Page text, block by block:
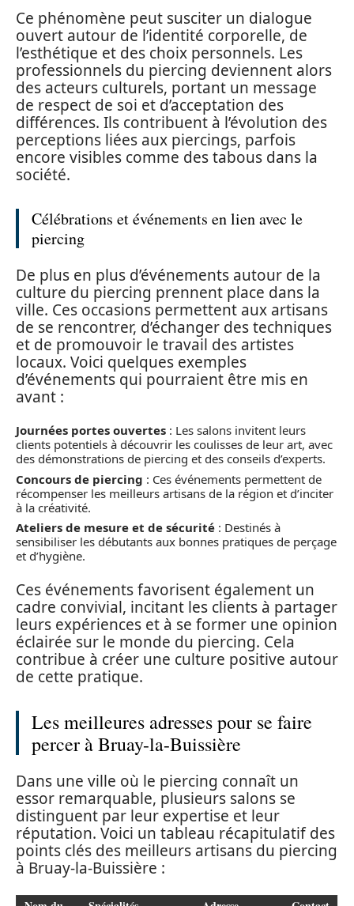
Ce phénomène peut susciter un dialogue
ouvert autour de l’identité corporelle, de
l’esthétique et des choix personnels. Les
professionnels du piercing deviennent alors
des acteurs culturels, portant un message
de respect de soi et d’acceptation des
différences. Ils contribuent à l’évolution des
perceptions liées aux piercings, parfois
encore visibles comme des tabous dans la
société.
Célébrations et événements en lien avec le
piercing
De plus en plus d’événements autour de la
culture du piercing prennent place dans la
ville. Ces occasions permettent aux artisans
de se rencontrer, d’échanger des techniques
et de promouvoir le travail des artistes
locaux. Voici quelques exemples
d’événements qui pourraient être mis en
avant :
Journées portes ouvertes : Les salons invitent leurs
clients potentiels à découvrir les coulisses de leur art, avec
des démonstrations de piercing et des conseils d’experts.
Concours de piercing : Ces événements permettent de
récompenser les meilleurs artisans de la région et d’inciter
à la créativité.
Ateliers de mesure et de sécurité : Destinés à
sensibiliser les débutants aux bonnes pratiques de perçage
et d’hygiène.
Ces événements favorisent également un
cadre convivial, incitant les clients à partager
leurs expériences et à se former une opinion
éclairée sur le monde du piercing. Cela
contribue à créer une culture positive autour
de cette pratique.
Les meilleures adresses pour se faire
percer à Bruay-la-Buissière
Dans une ville où le piercing connaît un
essor remarquable, plusieurs salons se
distinguent par leur expertise et leur
réputation. Voici un tableau récapitulatif des
points clés des meilleurs artisans du piercing
à Bruay-la-Buissière :